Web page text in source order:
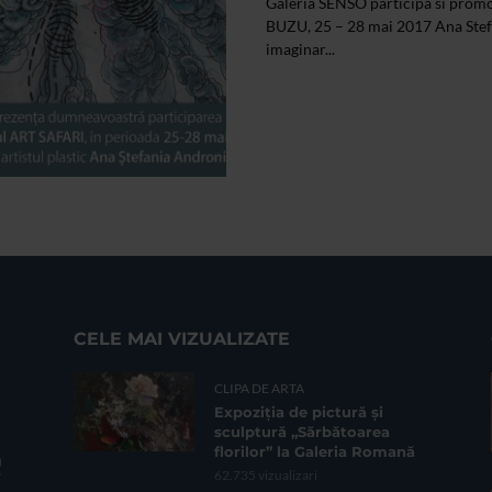
BUZU, 25 – 28 mai 2017 Ana
imaginar...
CELE MAI VIZUALIZATE
CLIPA DE ARTA
Expoziția de pictură și
sculptură „Sărbătoarea
florilor” la Galeria Romană
62.735 vizualizari